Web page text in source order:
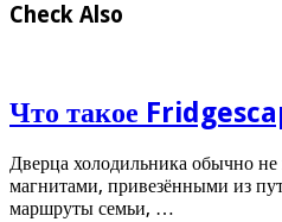
Check Also
Что такое
Дверца холодильника обычно
магнитами, привезёнными из
маршруты семьи, …